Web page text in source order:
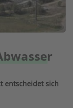
entscheidet sich